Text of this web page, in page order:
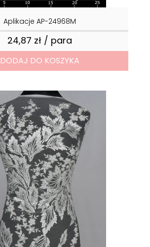
Aplikacje AP-24968M
24,87 zł / paraCena
DODAJ DO KOSZYKA